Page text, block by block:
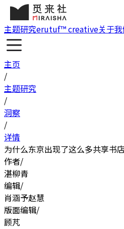
主题研究erutuf™ creative关于
主页
/
主题研究
/
洞察
/
详情
为什么东京出现了这么多共享书
作者/
湛柳青
编辑/
肖涵予赵慧
版面编辑/
顾芃